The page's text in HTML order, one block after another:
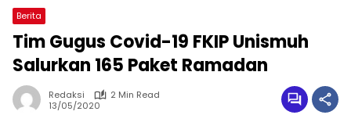
Berita
Tim Gugus Covid-19 FKIP Unismuh
Salurkan 165 Paket Ramadan
Redaksi
2 Min Read
13/05/2020